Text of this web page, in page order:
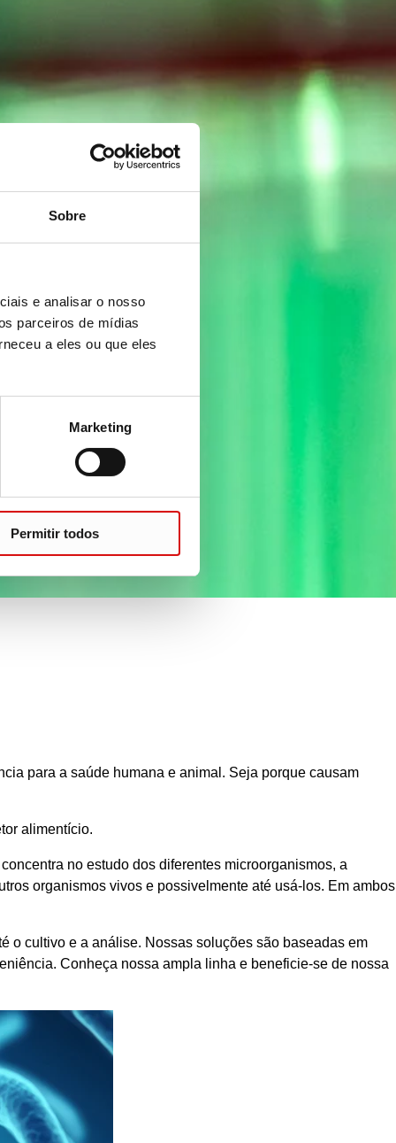
Sobre
e analisar o nosso
parceiros de mídias
a eles ou que eles
Marketing
Permitir todos
para a saúde humana e animal. Seja porque causam
alimentício.
no estudo dos diferentes microorganismos, a
organismos vivos e possivelmente até usá-los. Em ambos
o cultivo e a análise. Nossas soluções são baseadas em
Conheça nossa ampla linha e beneficie-se de nossa